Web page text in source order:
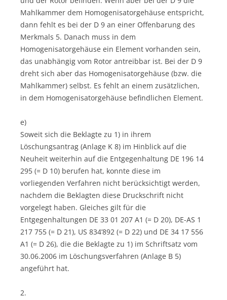
Mahlkammer dem Homogenisatorgehäuse entspricht,
dann fehlt es bei der D 9 an einer Offenbarung des
Merkmals 5. Danach muss in dem
Homogenisatorgehäuse ein Element vorhanden sein,
das unabhängig vom Rotor antreibbar ist. Bei der D 9
dreht sich aber das Homogenisatorgehäuse (bzw. die
Mahlkammer) selbst. Es fehlt an einem zusätzlichen,
in dem Homogenisatorgehäuse befindlichen Element.
e)
Soweit sich die Beklagte zu 1) in ihrem
Löschungsantrag (Anlage K 8) im Hinblick auf die
Neuheit weiterhin auf die Entgegenhaltung DE 196 14
295 (= D 10) berufen hat, konnte diese im
vorliegenden Verfahren nicht berücksichtigt werden,
nachdem die Beklagten diese Druckschrift nicht
vorgelegt haben. Gleiches gilt für die
Entgegenhaltungen DE 33 01 207 A1 (= D 20), DE-AS 1
217 755 (= D 21), US 834’892 (= D 22) und DE 34 17 556
A1 (= D 26), die die Beklagte zu 1) im Schriftsatz vom
30.06.2006 im Löschungsverfahren (Anlage B 5)
angeführt hat.
2.